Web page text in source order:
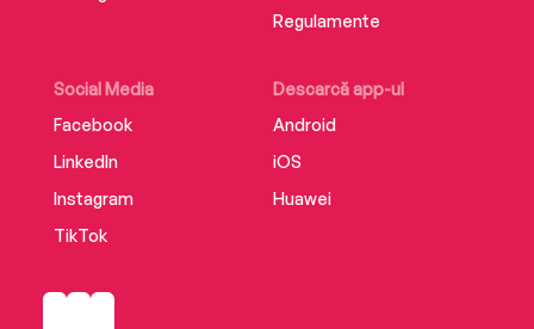
Social Media
Facebook
LinkedIn
Instagram
TikTok
Descarcă app-ul
Android
iOS
Huawei
Regulamente